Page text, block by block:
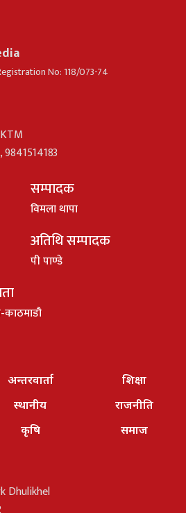
No: 118/073-74
सम्पादक
विमला थापा
अतिथि सम्पादक
पी पाण्डे
अन्तरवार्ता
स्थानीय
कृषि
शिक्षा
राजनीति
समाज
Dhulikhel